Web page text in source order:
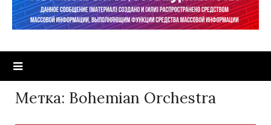
Метка: Bohemian Orchestra